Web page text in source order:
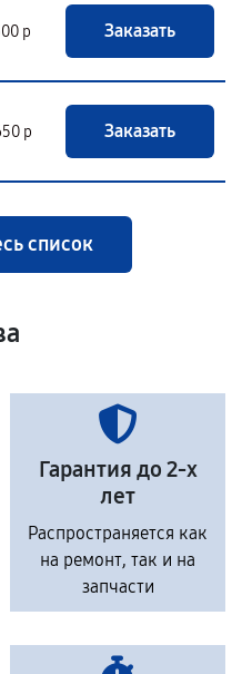
р Заказать
р Заказать
список
Гарантия до 2-х
лет
Распространяется как
на ремонт, так и на
запчасти